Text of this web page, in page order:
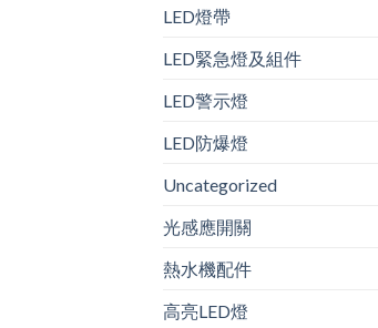
LED燈帶
LED緊急燈及組件
LED警示燈
LED防爆燈
Uncategorized
光感應開關
熱水機配件
高亮LED燈